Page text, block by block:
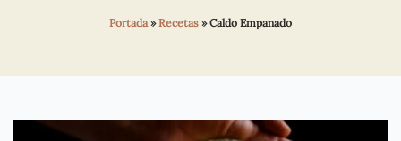
Portada»Recetas »Caldo Empanado